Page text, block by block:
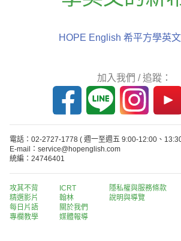
HOPE English 希平方學英文
加入我們 / 追蹤：
電話：02-2727-1778 ( 週一至週五 9:00-12:00、
E-mail：service@hopenglish.com
統編：24746401
攻其不背
精選影片
每日片語
專欄教學
ICRT
翰林
關於我們
媒體報導
隱私權與服務條款
說明與導覽